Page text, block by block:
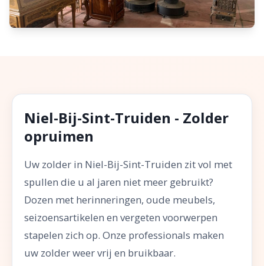
Niel-Bij-Sint-Truiden - Zolder
opruimen
Uw zolder in Niel-Bij-Sint-Truiden zit vol met
spullen die u al jaren niet meer gebruikt?
Dozen met herinneringen, oude meubels,
seizoensartikelen en vergeten voorwerpen
stapelen zich op. Onze professionals maken
uw zolder weer vrij en bruikbaar.